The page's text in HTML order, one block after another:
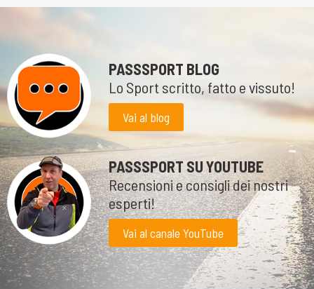
PASSSPORT BLOG
Lo Sport scritto, fatto e vissuto!
Vai al blog
PASSSPORT SU YOUTUBE
Recensioni e consigli dei nostri
esperti!
Vai al canale YouTube